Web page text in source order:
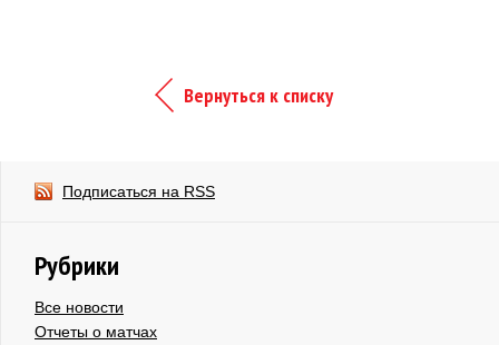
Вернуться к списку
Подписаться на RSS
Рубрики
Все новости
Отчеты о матчах